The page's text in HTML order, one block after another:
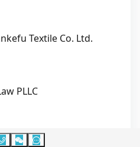
Textile Co. Ltd.
PLLC